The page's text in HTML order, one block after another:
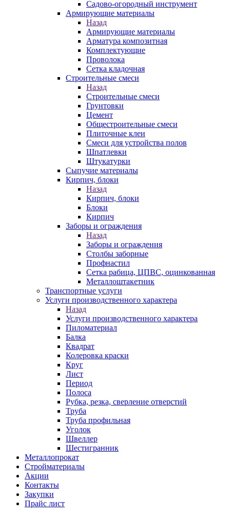
Садово-огородный инструмент
Армирующие материалы
Назад
Армирующие материалы
Арматура композитная
Комплектующие
Проволока
Сетка кладочная
Строительные смеси
Назад
Строительные смеси
Грунтовки
Цемент
Общестроительные смеси
Плиточные клеи
Смеси для устройства полов
Шпатлевки
Штукатурки
Сыпучие материалы
Кирпич, блоки
Назад
Кирпич, блоки
Блоки
Кирпич
Заборы и ограждения
Назад
Заборы и ограждения
Столбы заборные
Профнастил
Сетка рабица, ЦПВС, оцинкованная
Металлоштакетник
Транспортные услуги
Услуги производственного характера
Назад
Услуги производственного характера
Пиломатериал
Балка
Квадрат
Колеровка краски
Круг
Лист
Период
Полоса
Рубка, резка, сверление отверстий
Труба
Труба профильная
Уголок
Швеллер
Шестигранник
Металлопрокат
Стройматериалы
Акции
Контакты
Закупки
Прайс лист